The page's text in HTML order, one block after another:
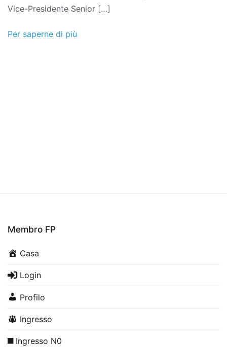
Vice-Presidente Senior […]
Per saperne di più
Membro FP
Casa
Login
Profilo
Ingresso
Ingresso N0